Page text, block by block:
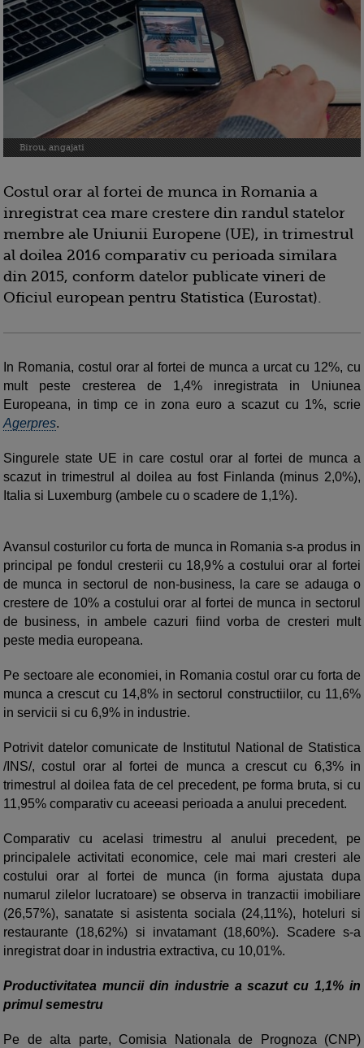
Birou, angajati
Costul orar al fortei de munca in Romania a
inregistrat cea mare crestere din randul statelor
membre ale Uniunii Europene (UE), in trimestrul
al doilea 2016 comparativ cu perioada similara
din 2015, conform datelor publicate vineri de
Oficiul european pentru Statistica (Eurostat).
In Romania, costul orar al fortei de munca a urcat cu 12%, cu
mult peste cresterea de 1,4% inregistrata in Uniunea
Europeana, in timp ce in zona euro a scazut cu 1%, scrie
Agerpres.
Singurele state UE in care costul orar al fortei de munca a
scazut in trimestrul al doilea au fost Finlanda (minus 2,0%),
Italia si Luxemburg (ambele cu o scadere de 1,1%).
Avansul costurilor cu forta de munca in Romania s-a produs in
principal pe fondul cresterii cu 18,9% a costului orar al fortei
de munca in sectorul de non-business, la care se adauga o
crestere de 10% a costului orar al fortei de munca in sectorul
de business, in ambele cazuri fiind vorba de cresteri mult
peste media europeana.
Pe sectoare ale economiei, in Romania costul orar cu forta de
munca a crescut cu 14,8% in sectorul constructiilor, cu 11,6%
in servicii si cu 6,9% in industrie.
Potrivit datelor comunicate de Institutul National de Statistica
/INS/, costul orar al fortei de munca a crescut cu 6,3% in
trimestrul al doilea fata de cel precedent, pe forma bruta, si cu
11,95% comparativ cu aceeasi perioada a anului precedent.
Comparativ cu acelasi trimestru al anului precedent, pe
principalele activitati economice, cele mai mari cresteri ale
costului orar al fortei de munca (in forma ajustata dupa
numarul zilelor lucratoare) se observa in tranzactii imobiliare
(26,57%), sanatate si asistenta sociala (24,11%), hoteluri si
restaurante (18,62%) si invatamant (18,60%). Scadere s-a
inregistrat doar in industria extractiva, cu 10,01%.
Productivitatea muncii din industrie a scazut cu 1,1% in
primul semestru
Pe de alta parte, Comisia Nationala de Prognoza (CNP)